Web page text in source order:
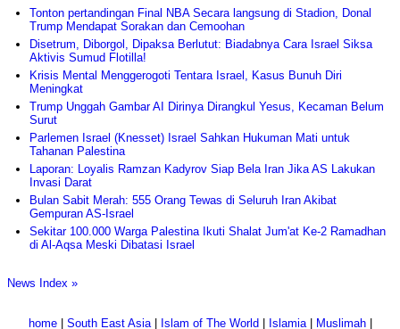
Tonton pertandingan Final NBA Secara langsung di Stadion, Donal
Trump Mendapat Sorakan dan Cemoohan
Disetrum, Diborgol, Dipaksa Berlutut: Biadabnya Cara Israel Siksa
Aktivis Sumud Flotilla!
Krisis Mental Menggerogoti Tentara Israel, Kasus Bunuh Diri
Meningkat
Trump Unggah Gambar AI Dirinya Dirangkul Yesus, Kecaman Belum
Surut
Parlemen Israel (Knesset) Israel Sahkan Hukuman Mati untuk
Tahanan Palestina
Laporan: Loyalis Ramzan Kadyrov Siap Bela Iran Jika AS Lakukan
Invasi Darat
Bulan Sabit Merah: 555 Orang Tewas di Seluruh Iran Akibat
Gempuran AS-Israel
Sekitar 100.000 Warga Palestina Ikuti Shalat Jum'at Ke-2 Ramadhan
di Al-Aqsa Meski Dibatasi Israel
News Index »
home| South East Asia| Islam of The World Islamia| Muslimah|